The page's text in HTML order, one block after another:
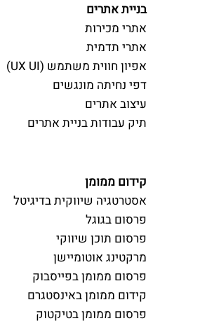
בניית אתרים
אתרי מכירות
אתרי תדמית
אפיון חווית משתמש (UX UI)
דפי נחיתה מונגשים
עיצוב אתרים
תיק עבודות בניית אתרים
קידום ממומן
אסטרטגיה שיווקית בדיגיטל
פרסום בגוגל
פרסום תוכן שיווקי
מרקטינג אוטומיישן
פרסום ממומן בפייסבוק
קידום ממומן באינסטגרם
פרסום ממומן בטיקטוק